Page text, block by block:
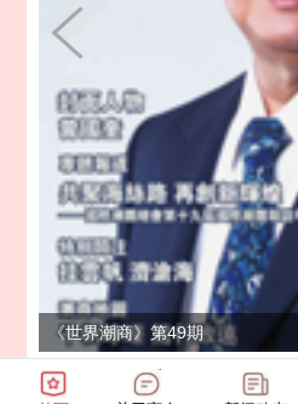
《世界潮商》第49期